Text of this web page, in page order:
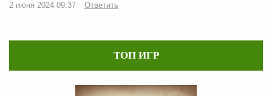
2 июня 2024 09:37 Ответить
ТОП ИГР